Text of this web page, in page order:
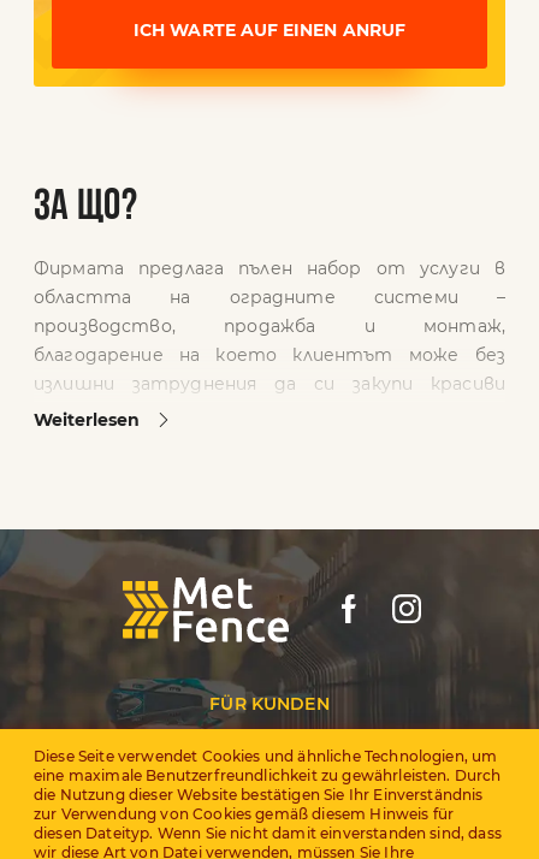
ICH WARTE AUF EINEN ANRUF
ЗА ЩО?
Фирмата предлага пълен набор от услуги в
областта на оградните системи –
производство, продажба и монтаж,
благодарение на което клиентът може без
излишни затруднения да си закупи красиви
огради както за магазини, така и за частни
поръчват продукти на изгодни цени – оферти
без посредници!
Ние се грижим за доставката – клиентът не
трябва да пътува до склада, стоката се
доставя на посочения адрес.
ПРЕДИМСТВА НА ФИРМАТА:
- качеството е потвърдено от европейския
сертификат СЕ;
- ниска цена на продукта в сравнение с
Weiterlesen
FÜR KUNDEN
За дилърите
Сертификати
Diese Seite verwendet Cookies und ähnliche Technologien, um
eine maximale Benutzerfreundlichkeit zu gewährleisten. Durch
die Nutzung dieser Website bestätigen Sie Ihr Einverständnis
zur Verwendung von Cookies gemäß diesem Hinweis für
diesen Dateityp. Wenn Sie nicht damit einverstanden sind, dass
wir diese Art von Datei verwenden, müssen Sie Ihre